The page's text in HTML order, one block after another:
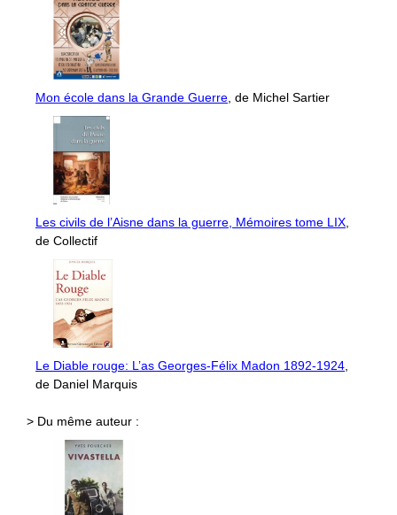
Mon école dans la Grande Guerre, de Michel Sartier
Les civils de l’Aisne dans la guerre, Mémoires tome LIX,
de Collectif
Le Diable rouge: L’as Georges-Félix Madon 1892-1924,
de Daniel Marquis
> Du même auteur :